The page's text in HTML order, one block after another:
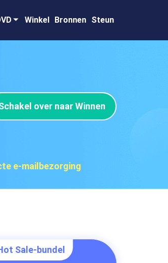
Winkel Bronnen Steun
over naar Winnen
e-mailbezorging
Sale-bundel